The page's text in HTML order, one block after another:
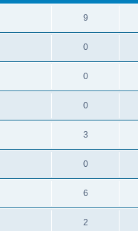
9
0
0
0
3
0
6
2